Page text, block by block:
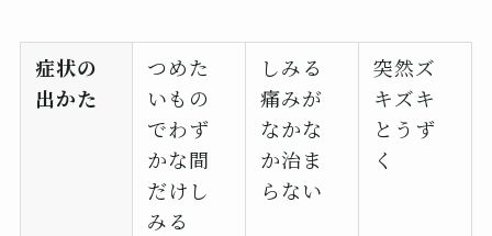
症状の
出かた
つめた
いもの
でわず
かな間
だけし
みる
しみる
痛みが
なかな
か治ま
らない
突然ズ
キズキ
とうず
く